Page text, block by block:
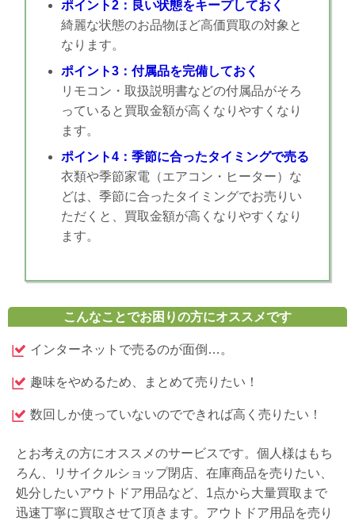
ポイント2：良い状態をキープしておく
綺麗な状態のお品物ほど高価買取の対象と
なります。
ポイント3：付属品を完備しておく
リモコン・取扱説明書などの付属品がそろ
っていると買取金額が高くなりやすくなり
ます。
ポイント4：季節に合ったタイミングで売る
衣類や季節家電（エアコン・ヒーター）な
どは、季節に合ったタイミングでお売りい
ただくと、買取金額が高くなりやすくなり
ます。
こんなことでお困りの方にオススメです
インターネットで売るのが面倒…。
趣味をやめるため、まとめて売りたい！
数回しか使っていないのでできれば高く売りたい！
とお考えの方にオススメのサービスです。個人様はもち
ろん、リサイクルショップ閉店、在庫商品を売りたい、
処分したいアウトドア用品など、1点から大量買取まで
迅速丁寧に買取させて頂きます。アウトドア用品を売り